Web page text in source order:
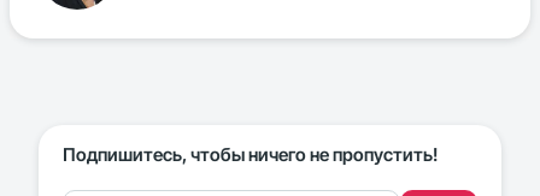
Подпишитесь, чтобы ничего не пропустить!